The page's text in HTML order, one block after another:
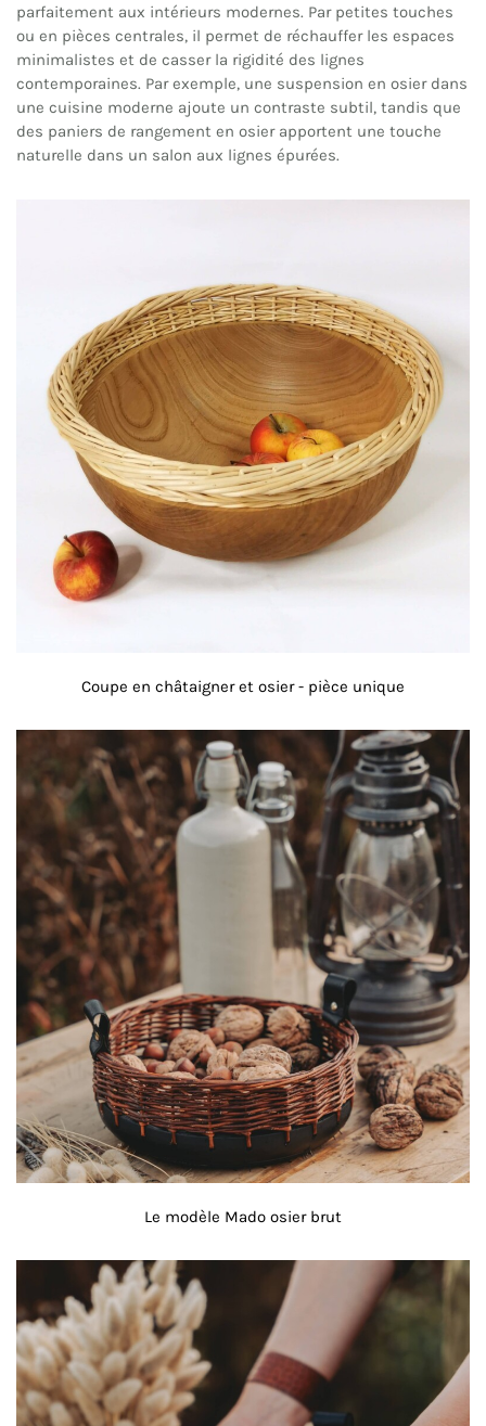
parfaitement aux intérieurs modernes. Par petites touches
ou en pièces centrales, il permet de réchauffer les espaces
minimalistes et de casser la rigidité des lignes
contemporaines. Par exemple, une suspension en osier dans
une cuisine moderne ajoute un contraste subtil, tandis que
des paniers de rangement en osier apportent une touche
naturelle dans un salon aux lignes épurées.
Coupe en châtaigner et osier - pièce unique
Le modèle Mado osier brut